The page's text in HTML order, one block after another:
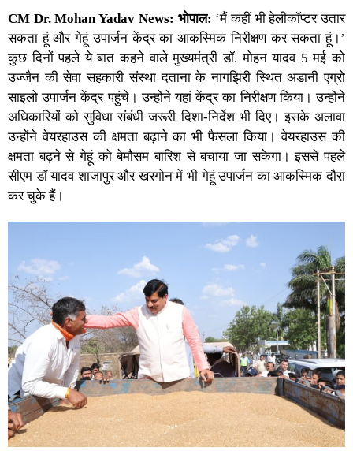
CM Dr. Mohan Yadav News: भोपाल: ‘मैं कहीं भी हेलीकॉप्टर उतार
सकता हूं और गेहूं उपार्जन केंद्र का आकस्मिक निरीक्षण कर सकता हूं।’
कुछ दिनों पहले ये बात कहने वालेमुख्यमंत्री डॉ. मोहन यादव5 मई को
उज्जैन की सेवा सहकारी संस्था दताना के नागझिरी स्थित अडानी एग्रो
साइलो उपार्जन केंद्र पहुंचे। उन्होंने यहां केंद्र का निरीक्षण किया। उन्होंने
अधिकारियों को सुविधा संबंधी जरूरी दिशा-निर्देश भी दिए। इसके अलावा
उन्होंने वेयरहाउस की क्षमता बढ़ाने का भी फैसला किया। वेयरहाउस की
क्षमता बढ़ने से गेहूं को बेमौसम बारिश से बचाया जा सकेगा। इससे पहले
सीएम डॉ यादव शाजापुर और खरगोन में भी गेहूं उपार्जन का आकस्मिक दौरा
कर चुके हैं।